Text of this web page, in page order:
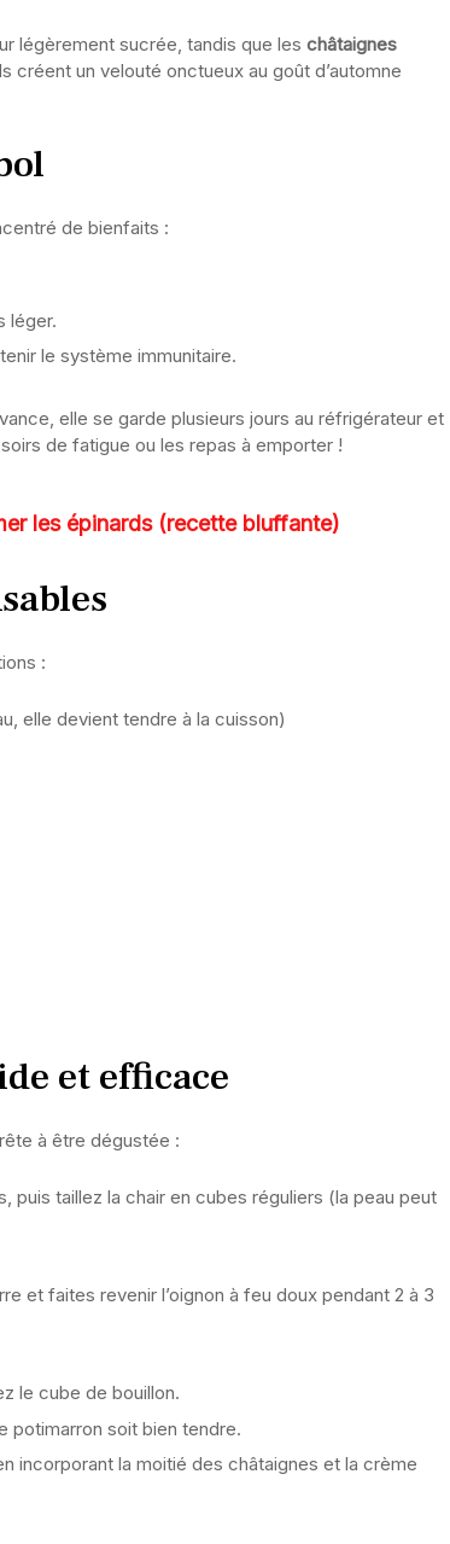
légèrement sucrée, tandis que les châtaignes
un velouté onctueux au goût d’automne
de bienfaits :
léger.
le système immunitaire.
elle se garde plusieurs jours au réfrigérateur et
de fatigue ou les repas à emporter !
les épinards (recette bluffante)
:
elle devient tendre à la cuisson)
et efficace
à être dégustée :
puis taillez la chair en cubes réguliers (la peau peut
et faites revenir l’oignon à feu doux pendant 2 à 3
le cube de bouillon.
potimarron soit bien tendre.
incorporant la moitié des châtaignes et la crème